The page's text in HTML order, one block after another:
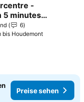
hinzufügen
-
5 minutes
6
bis Houdemont
Preise sehen